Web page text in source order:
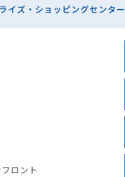
イズ・ショッピングセンター
ロント